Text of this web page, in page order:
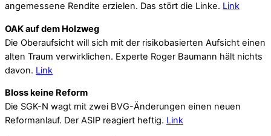
angemessene Rendite erzielen. Das stört die Linke. Link
OAK auf dem Holzweg
Die Oberaufsicht will sich mit der risikobasierten Aufsicht einen
alten Traum verwirklichen. Experte Roger Baumann hält nichts
davon. Link
Bloss keine Reform
Die SGK-N wagt mit zwei BVG-Änderungen einen neuen
Reformanlauf. Der ASIP reagiert heftig. Link